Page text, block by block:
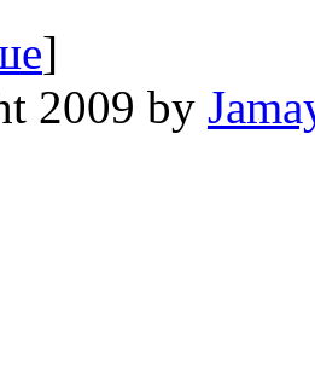
]
2009 by